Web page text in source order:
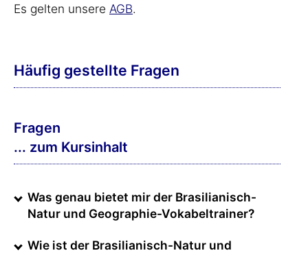
Es gelten unsere AGB.
Häufig gestellte Fragen
Fragen
... zum Kursinhalt
Was genau bietet mir der Brasilianisch-
Natur und Geographie-Vokabeltrainer?
Wie ist der Brasilianisch-Natur und